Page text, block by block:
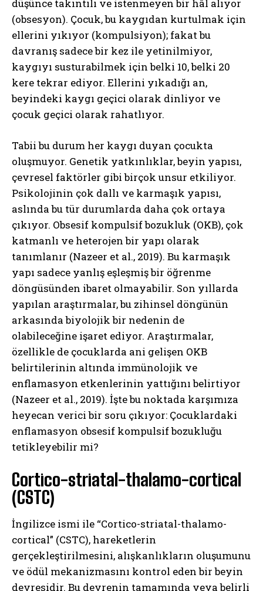
düşünce takıntılı ve istenmeyen bir hâl alıyor
(obsesyon). Çocuk, bu kaygıdan kurtulmak için
ellerini yıkıyor (kompulsiyon); fakat bu
davranış sadece bir kez ile yetinilmiyor,
kaygıyı susturabilmek için belki 10, belki 20
kere tekrar ediyor. Ellerini yıkadığı an,
beyindeki kaygı geçici olarak dinliyor ve
çocuk geçici olarak rahatlıyor.
Tabii bu durum her kaygı duyan çocukta
oluşmuyor. Genetik yatkınlıklar, beyin yapısı,
çevresel faktörler gibi birçok unsur etkiliyor.
Psikolojinin çok dallı ve karmaşık yapısı,
aslında bu tür durumlarda daha çok ortaya
çıkıyor. Obsesif kompulsif bozukluk (OKB), çok
katmanlı ve heterojen bir yapı olarak
tanımlanır (Nazeer et al., 2019). Bu karmaşık
yapı sadece yanlış eşleşmiş bir öğrenme
döngüsünden ibaret olmayabilir. Son yıllarda
yapılan araştırmalar, bu zihinsel döngünün
arkasında biyolojik bir nedenin de
olabileceğine işaret ediyor. Araştırmalar,
özellikle de çocuklarda ani gelişen OKB
belirtilerinin altında immünolojik ve
enflamasyon etkenlerinin yattığını belirtiyor
(Nazeer et al., 2019). İşte bu noktada karşımıza
heyecan verici bir soru çıkıyor: Çocuklardaki
enflamasyon obsesif kompulsif bozukluğu
tetikleyebilir mi?
Cortico-striatal-thalamo-cortical
(CSTC)
İngilizce ismi ile “Cortico-striatal-thalamo-
cortical” (CSTC), hareketlerin
gerçekleştirilmesini, alışkanlıkların oluşumunu
ve ödül mekanizmasını kontrol eden bir beyin
devresidir. Bu devrenin tamamında veya belirli